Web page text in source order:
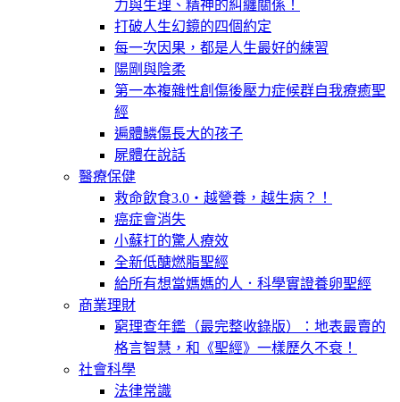
力與生理、精神的糾纏關係！
打破人生幻鏡的四個約定
每一次因果，都是人生最好的練習
陽剛與陰柔
第一本複雜性創傷後壓力症候群自我療癒聖
經
遍體鱗傷長大的孩子
屍體在說話
醫療保健
救命飲食3.0‧越營養，越生病？！
癌症會消失
小蘇打的驚人療效
全新低醣燃脂聖經
給所有想當媽媽的人．科學實證養卵聖經
商業理財
窮理查年鑑（最完整收錄版）：地表最賣的
格言智慧，和《聖經》一樣歷久不衰！
社會科學
法律常識